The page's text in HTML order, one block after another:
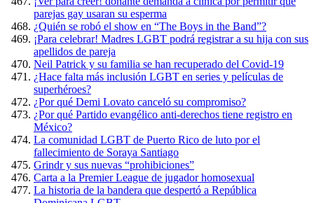
parejas gay usaran su esperma
¿Quién se robó el show en “The Boys in the Band”?
¡Para celebrar! Madres LGBT podrá registrar a su hija con sus
apellidos de pareja
Neil Patrick y su familia se han recuperado del Covid-19
¿Hace falta más inclusión LGBT en series y películas de
superhéroes?
¿Por qué Demi Lovato canceló su compromiso?
¿Por qué Partido evangélico anti-derechos tiene registro en
México?
La comunidad LGBT de Puerto Rico de luto por el
fallecimiento de Soraya Santiago
Grindr y sus nuevas “prohibiciones”
Carta a la Premier League de jugador homosexual
La historia de la bandera que despertó a República